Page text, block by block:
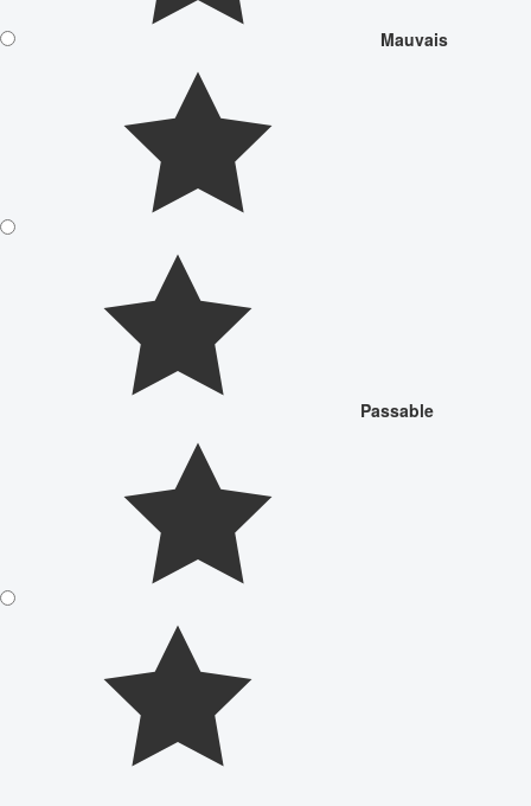
Mauvais
Passable